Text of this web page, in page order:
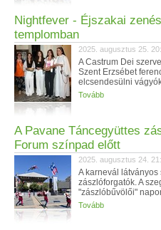
Nightfever - Éjszakai
templomban
2025. augusztus 25.
A Castrum Dei
Szent Erzsébet
elcsendesülni
Tovább
A Pavane Táncegyüttes
Forum színpad előtt
2025. augusztus 24.
A karnevál
zászlóforgatók. A
"zászlóbűvölői"
Tovább